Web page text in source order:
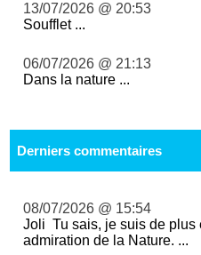
13/07/2026 @ 20:53
Soufflet ...
06/07/2026 @ 21:13
Dans la nature ...
Derniers commentaires
08/07/2026 @ 15:54
Joli Tu sais, je suis de plus
admiration de la Nature. ...